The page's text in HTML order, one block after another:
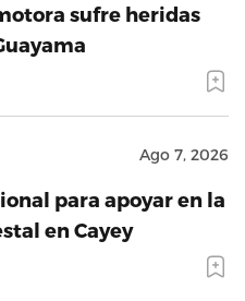
sufre heridas
Ago 7, 2026
para apoyar en la
en Cayey